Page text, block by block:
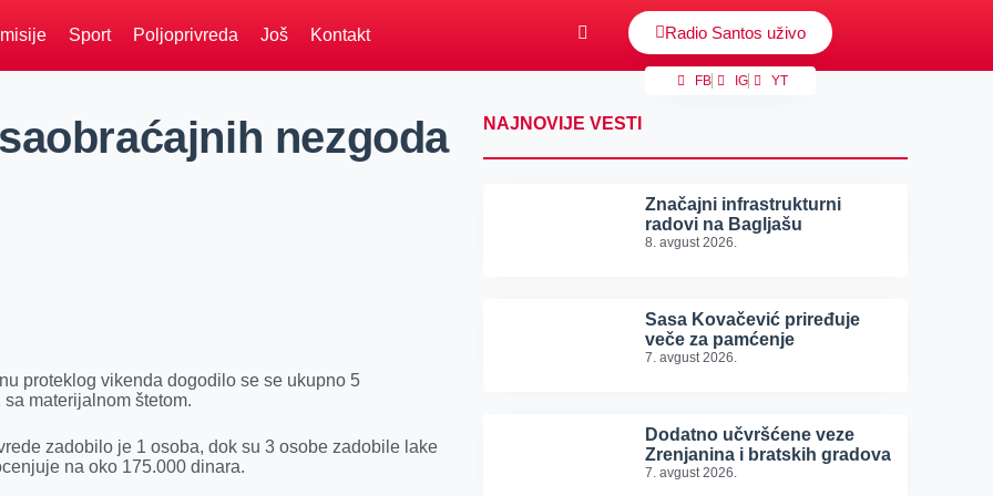
Sport Poljoprivreda Još Kontakt Radio Santos uživo
FB IG YT
nezgoda
proteklog vikenda dogodilo se se ukupno 5
materijalnom štetom.
zadobilo je 1 osoba, dok su 3 osobe zadobile lake
na oko 175.000 dinara.
NAJNOVIJE VESTI
Značajni infrastrukturni
radovi na Bagljašu
8. avgust 2026.
Sasa Kovačević priređuje
veče za pamćenje
7. avgust 2026.
Dodatno učvršćene veze
Zrenjanina i bratskih gradova
7. avgust 2026.